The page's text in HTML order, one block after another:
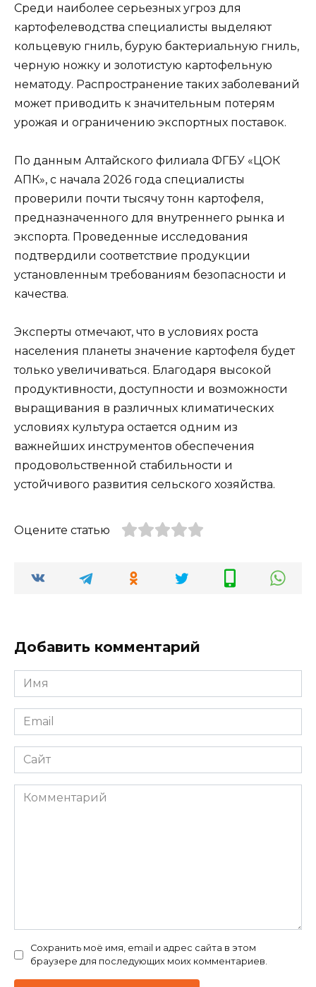
Среди наиболее серьезных угроз для
картофелеводства специалисты выделяют
кольцевую гниль, бурую бактериальную гниль,
черную ножку и золотистую картофельную
нематоду. Распространение таких заболеваний
может приводить к значительным потерям
урожая и ограничению экспортных поставок.
По данным Алтайского филиала ФГБУ «ЦОК
АПК», с начала 2026 года специалисты
проверили почти тысячу тонн картофеля,
предназначенного для внутреннего рынка и
экспорта. Проведенные исследования
подтвердили соответствие продукции
установленным требованиям безопасности и
качества.
Эксперты отмечают, что в условиях роста
населения планеты значение картофеля будет
только увеличиваться. Благодаря высокой
продуктивности, доступности и возможности
выращивания в различных климатических
условиях культура остается одним из
важнейших инструментов обеспечения
продовольственной стабильности и
устойчивого развития сельского хозяйства.
Оцените статью
Добавить комментарий
Имя
*
Email
*
Сайт
Комментарий
Сохранить моё имя, email и адрес сайта в этом
браузере для последующих моих комментариев.